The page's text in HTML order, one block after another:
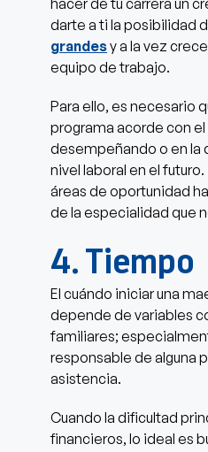
hacer de tu carrera un
darte a ti la posibilidad
grandesy a la vez
equipo de trabajo.
Para ello, es necesario
programa acorde con
desempeñando o en la
nivel laboral en el
áreas de oportunidad
de la especialidad que
4. Tiempo
El cuándo iniciar una
depende de variables
familiares;
responsable de alguna
asistencia.
Cuando la dificultad
financieros, lo ideal es